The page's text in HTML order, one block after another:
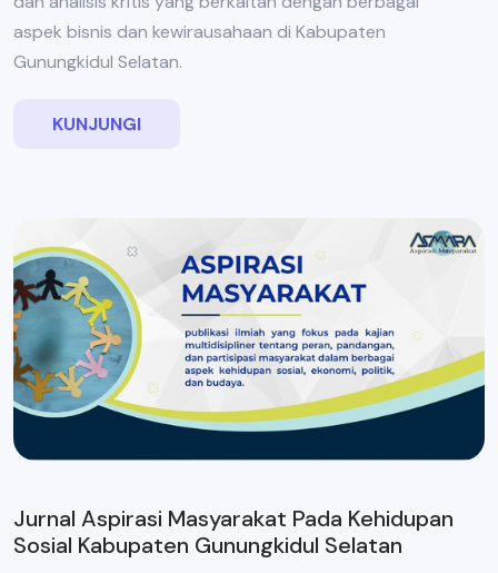
aspek bisnis dan kewirausahaan di Kabupaten
Gunungkidul Selatan.
KUNJUNGI
Jurnal Aspirasi Masyarakat Pada Kehidupan
Sosial Kabupaten Gunungkidul Selatan